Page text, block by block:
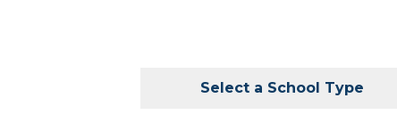
Select a School Type